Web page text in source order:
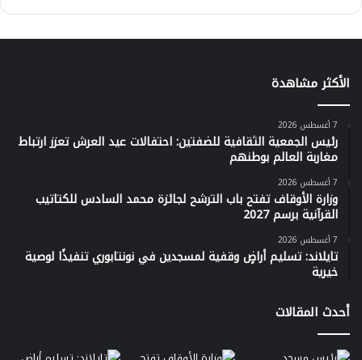
الأكثر مشاهدة
7 أغسطس 2026
رئيس الجمعية الثقافية للضفتين: احتفالات عيد العرش تعزز ارتباط
مغاربة العالم بوطنهم
7 أغسطس 2026
وزارة الأوقاف تفتح باب الترشح لجائزة محمد السادس للكتاتيب
القرآنية برسم 2027
7 أغسطس 2026
تايلاند: تسليم أراضٍ وقفية لمسجدين في نونتابوري تنفيذًا لوصية
خيرية
أحدث المقالات